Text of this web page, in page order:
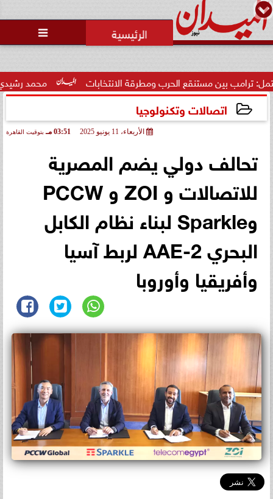

محمد رشيدي: لقاء مستنقع الحرب ومطرقة الانتخابات
اتصالات وتكنولوجيا
الأربعاء، 11 يونيو 2025 03:51 مـ بتوقيت القاهرة
تحالف دولي يضم المصرية
للاتصالات و ZOI و PCCW
وSparkle لبناء نظام الكابل
البحري AAE-2 لربط آسيا
وأفريقيا وأوروبا